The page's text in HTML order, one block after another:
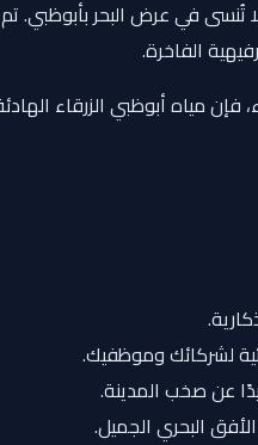
تُنسى في عرض البحر بأبوظبي.
الفاخرة.
أبوظبي الزرقاء
لشركائك وموظفيك.
عن صخب المدينة.
البحري الجميل.